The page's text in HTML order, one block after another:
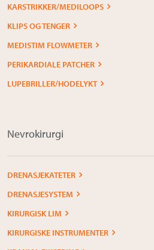
KARSTRIKKER/MEDILOOPS
KLIPS OG TENGER
MEDISTIM FLOWMETER
PERIKARDIALE PATCHER
LUPEBRILLER/HODELYKT
Nevrokirurgi
DRENASJEKATETER
DRENASJESYSTEM
KIRURGISK LIM
KIRURGISKE INSTRUMENTER